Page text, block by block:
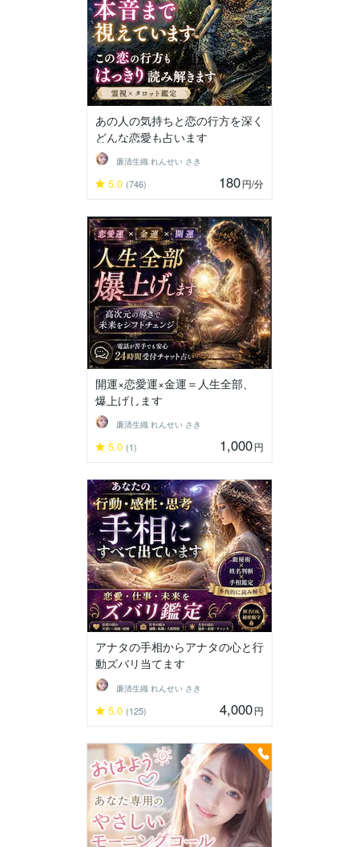
あの人の気持ちと恋の行方を深く
どんな恋愛も占います
廉清生織 れんせい さき
5.0 (746) 180円/分
開運×恋愛運×金運＝人生全部、
爆上げします
廉清生織 れんせい さき
5.0 (1) 1,000円
アナタの手相からアナタの心と行
動ズバリ当てます
廉清生織 れんせい さき
5.0 (125) 4,000円